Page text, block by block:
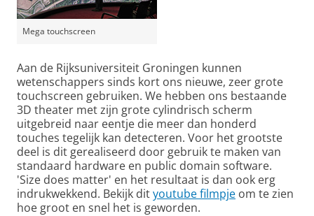
Mega touchscreen
Aan de Rijksuniversiteit Groningen kunnen
wetenschappers sinds kort ons nieuwe, zeer grote
touchscreen gebruiken. We hebben ons bestaande
3D theater met zijn grote cylindrisch scherm
uitgebreid naar eentje die meer dan honderd
touches tegelijk kan detecteren. Voor het grootste
deel is dit gerealiseerd door gebruik te maken van
standaard hardware en public domain software.
'Size does matter' en het resultaat is dan ook erg
indrukwekkend. Bekijk dityoutube filmpje om te zien
hoe groot en snel het is geworden.